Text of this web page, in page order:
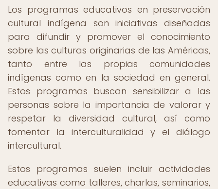
Los programas educativos en preservación
cultural indígena son iniciativas diseñadas
para difundir y promover el conocimiento
sobre las culturas originarias de las Américas,
tanto entre las propias comunidades
indígenas como en la sociedad en general.
Estos programas buscan sensibilizar a las
personas sobre la importancia de valorar y
respetar la diversidad cultural, así como
fomentar la interculturalidad y el diálogo
intercultural.
Estos programas suelen incluir actividades
educativas como talleres, charlas, seminarios,